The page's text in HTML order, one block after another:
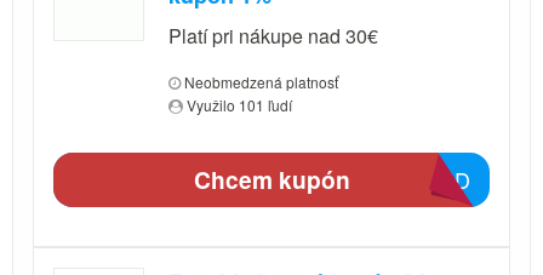
Platí pri nákupe nad 30€
Neobmedzená platnosť
Využilo 101 ľudí
854D
Chcem kupón